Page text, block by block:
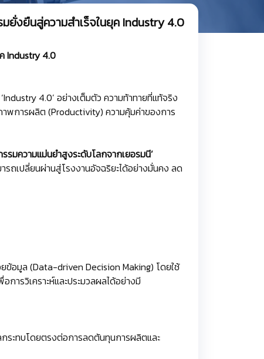
ยั่งยืนสู่ความสำเร็จในยุค Industry 4.0
Industry 4.0
4.0’ อย่างเต็มตัว ความท้าทายที่แท้จริง
าพการผลิต (Productivity) ความคุ้มค่าของการ
รมความแม่นยำสูงระดับโลกจากเยอรมนี’
รถเปลี่ยนผ่านสู่โรงงานอัจฉริยะได้อย่างมั่นคง ลด
ข้อมูล (Data-driven Decision Making) โดยใช้
ารวิเคราะห์และประมวลผลได้อย่างมี
ระทบโดยตรงต่อการลดต้นทุนการผลิตและ